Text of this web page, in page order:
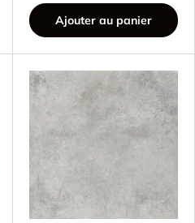
Ajouter au panier